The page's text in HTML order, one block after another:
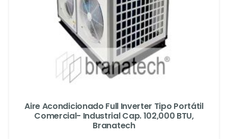
Aire Acondicionado Full Inverter Tipo Portátil
Comercial- Industrial Cap. 102,000 BTU,
Branatech